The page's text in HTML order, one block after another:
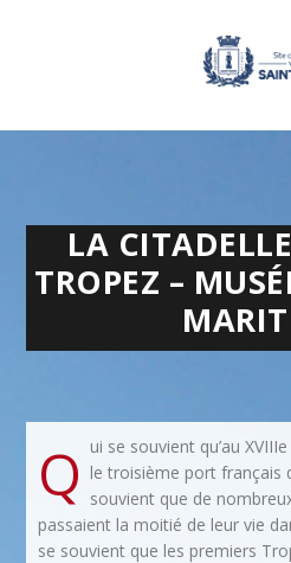
LA
TROPEZ –
Q ui se souvient qu’au
le troisième port français
souvient que de
passaient la moitié de leur vie
se souvient que les premiers